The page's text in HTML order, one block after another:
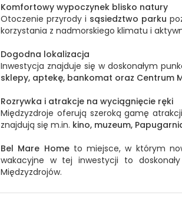
Komfortowy wypoczynek blisko natury
Otoczenie przyrody i sąsiedztwo parku
korzystania z nadmorskiego klimatu i
Dogodna lokalizacja
Inwestycja znajduje się w doskonałym
sklepy, aptekę, bankomat oraz Centrum
Rozrywka i atrakcje na wyciągnięcie ręki
Międzyzdroje oferują szeroką gamę
znajdują się m.in. kino, muzeum,
Bel Mare Hometo miejsce, w którym
wakacyjne w tej inwestycji to
Międzyzdrojów.